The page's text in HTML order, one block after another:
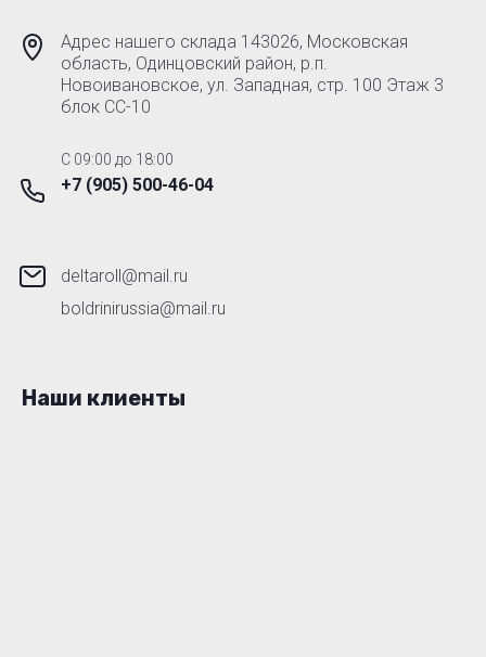
Адрес нашего склада 143026, Московская
область, Одинцовский район, р.п.
Новоивановское, ул. Западная, стр. 100 Этаж 3
блок СС-10
C 09:00 до 18:00
+7 (905) 500-46-04
deltaroll@mail.ru
boldrinirussia@mail.ru
Наши клиенты